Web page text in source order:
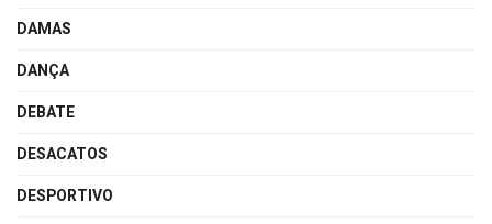
DAMAS
DANÇA
DEBATE
DESACATOS
DESPORTIVO